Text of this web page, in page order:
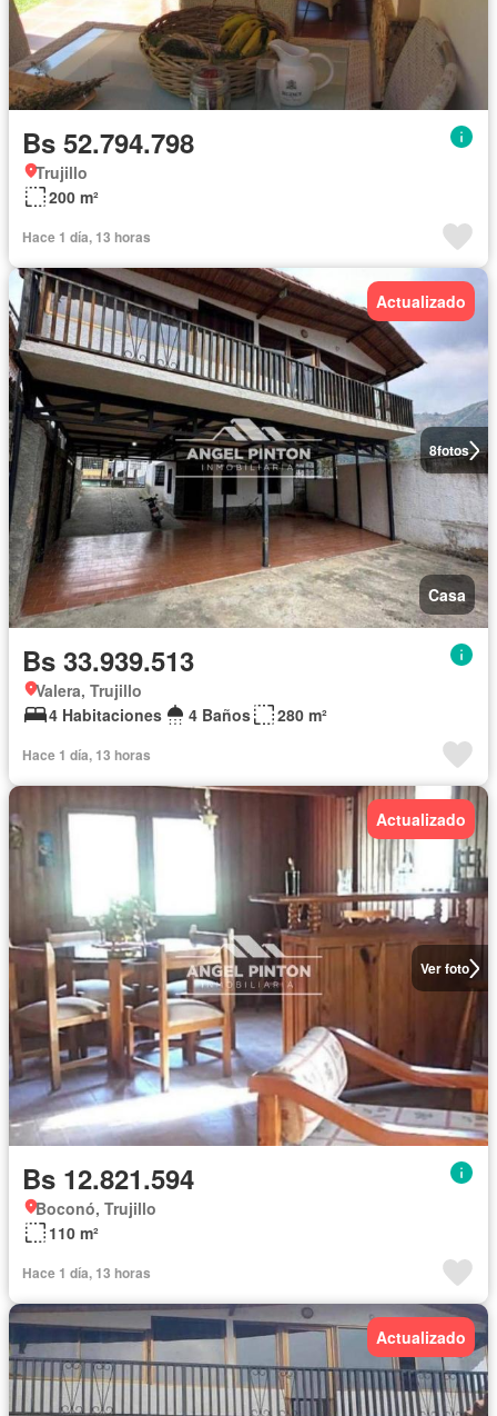
Bs 52.794.798
Trujillo
200 m²
Hace 1 día, 13 horas
8fotos
Actualizado
Casa
Bs 33.939.513
Valera, Trujillo
4 Habitaciones
4 Baños 280 m²
Hace 1 día, 13 horas
Ver foto
Actualizado
Bs 12.821.594
Boconó, Trujillo
110 m²
Hace 1 día, 13 horas
Actualizado